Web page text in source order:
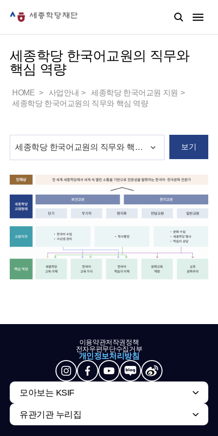
세종학당 한국어교원의 직무와
핵심 역량
HOME 사업안내
세종학당 한국어교원 지원
세종학당 한국어교원의 직무와 핵심 역량
보기
이용약관저작권정책
전자우편무단수집거부
개인정보처리방침
모아보는 KSIF
유관기관 누리집